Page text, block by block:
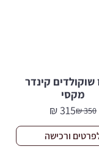
קינדר
מקסי
350
₪המחיר
המקורי
היה:
315
₪
המחיר
הנוכחי
הוא:
ורכישה